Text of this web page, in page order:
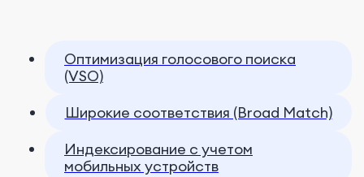
Оптимизация голосового поиска
(VSO)
Широкие соответствия (Broad Match)
Индексирование с учетом
мобильных устройств